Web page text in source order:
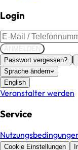
Login
ANMELDEN
Passwort vergessen? |
Sprache ändern
English
Veranstalter werden
Service
Cookie Einstellungen